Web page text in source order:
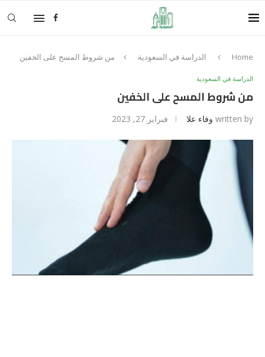
Home الدراسة في السعودية من شروط المسح على الخفين
الدراسة في السعودية
من شروط المسح على الخفين
written by وفاء علا فبراير 27, 2023